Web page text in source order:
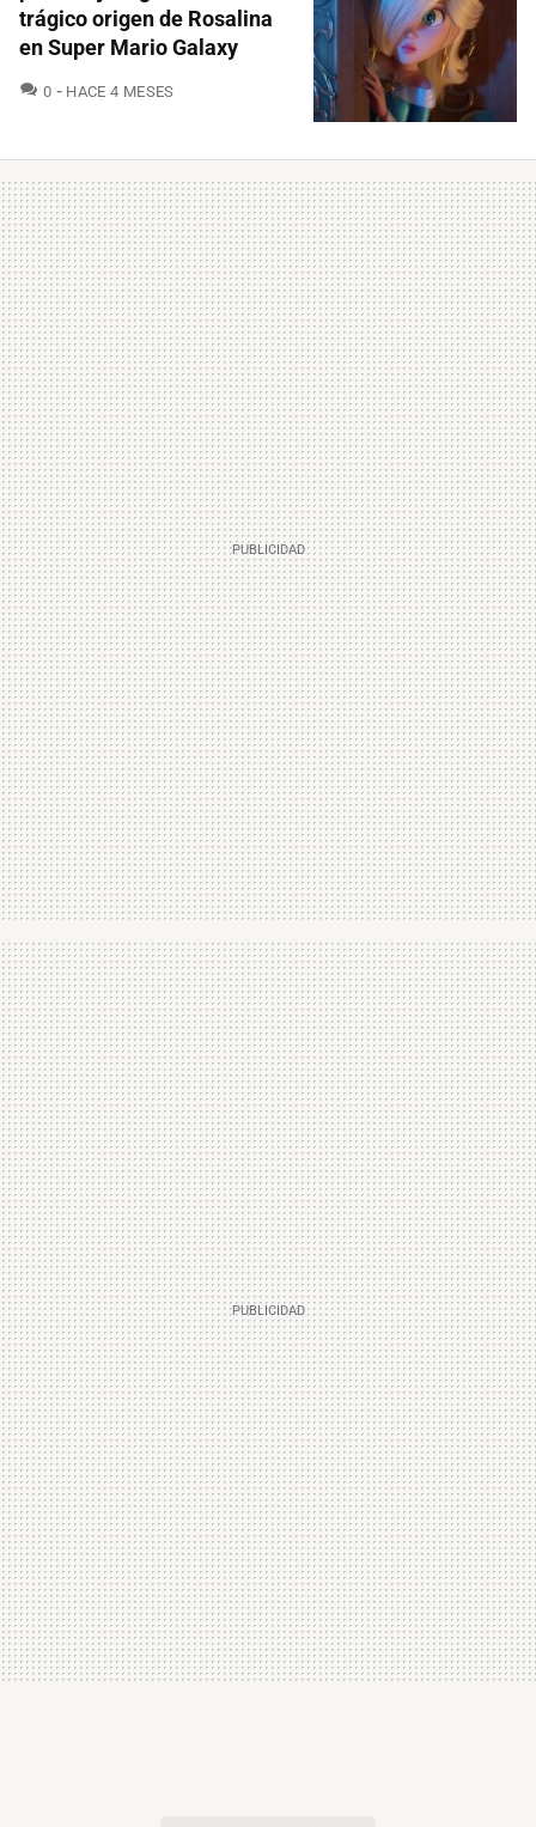
trágico origen de Rosalina
en Super Mario Galaxy
0 COMENTARIOS
HACE 4 MESES